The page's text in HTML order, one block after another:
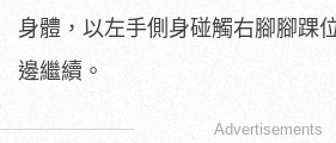
身體，以左手側身碰觸右腳腳踝
邊繼續。
Advertisements